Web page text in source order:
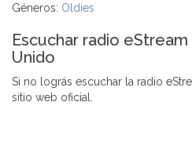
Géneros: Oldies
Escuchar radio
Unido
Si no lográs escuchar la radio
sitio web oficial.